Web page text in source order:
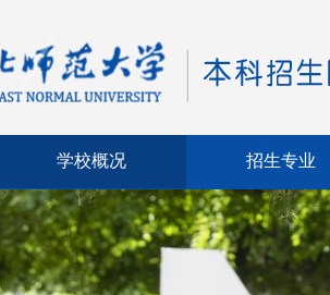
学校概况 招生专业